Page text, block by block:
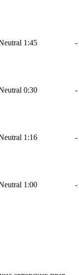
1:45 -
0:30 -
1:16 -
1:00 -